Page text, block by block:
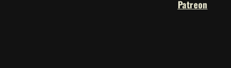
Patreon